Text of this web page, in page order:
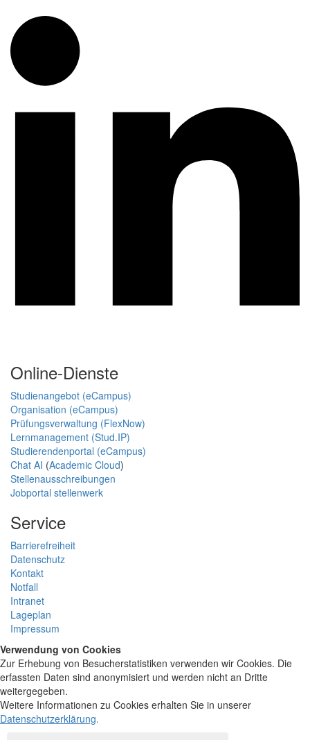
Online-Dienste
Studienangebot (eCampus)
Organisation (eCampus)
Prüfungsverwaltung (FlexNow)
Lernmanagement (Stud.IP)
Studierendenportal (eCampus)
Chat AI (Academic Cloud)
Stellenausschreibungen
Jobportal stellenwerk
Service
Barrierefreiheit
Datenschutz
Kontakt
Notfall
Intranet
Lageplan
Impressum
Verwendung von Cookies
Zur Erhebung von Besucherstatistiken verwenden wir Cookies. Die
erfassten Daten sind anonymisiert und werden nicht an Dritte
weitergegeben.
Weitere Informationen zu Cookies erhalten Sie in unserer
Datenschutzerklärung.